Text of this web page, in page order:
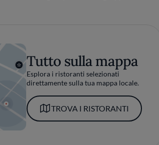
Tutto sulla mappa
Esplora i ristoranti selezionati
direttamente sulla tua mappa locale.
TROVA I RISTORANTI